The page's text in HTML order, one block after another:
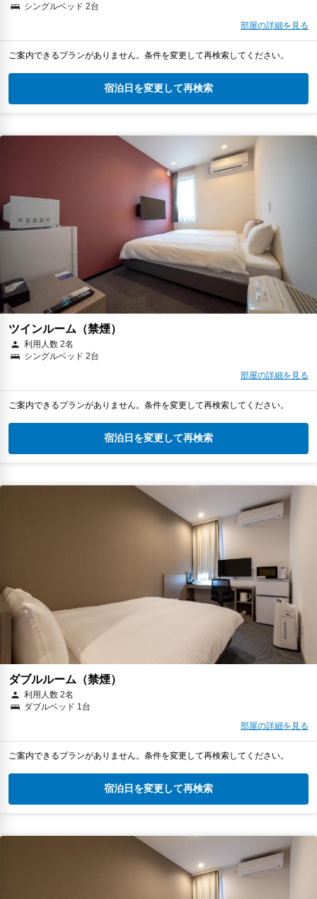
シングルベッド 2台
部屋の詳細を見る
ご案内できるプランがありません。条件を変更して再検索してください。
宿泊日を変更して再検索
ツインルーム（禁煙）
利用人数 2名
シングルベッド 2台
部屋の詳細を見る
ご案内できるプランがありません。条件を変更して再検索してください。
宿泊日を変更して再検索
ダブルルーム（禁煙）
利用人数 2名
ダブルベッド 1台
部屋の詳細を見る
ご案内できるプランがありません。条件を変更して再検索してください。
宿泊日を変更して再検索